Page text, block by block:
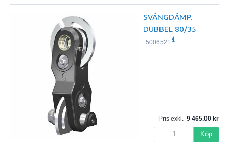
SVÄNGDÄMP.
DUBBEL 80/35
5006521
Pris exkl. 9 465.00
Köp